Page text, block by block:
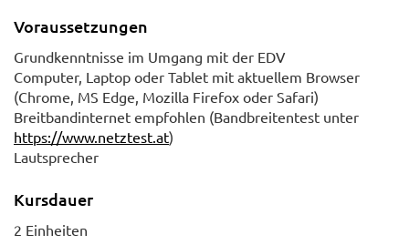
Voraussetzungen
Grundkenntnisse im Umgang mit der EDV
Computer, Laptop oder Tablet mit aktuellem Browser
(Chrome, MS Edge, Mozilla Firefox oder Safari)
Breitbandinternet empfohlen (Bandbreitentest unter
https://www.netztest.at)
Lautsprecher
Kursdauer
2 Einheiten